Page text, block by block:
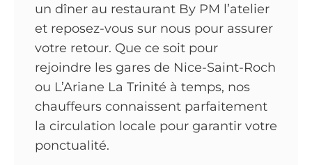
un dîner au restaurant By PM l’atelier
et reposez-vous sur nous pour assurer
votre retour. Que ce soit pour
rejoindre les gares de Nice-Saint-Roch
ou L’Ariane La Trinité à temps, nos
chauffeurs connaissent parfaitement
la circulation locale pour garantir votre
ponctualité.